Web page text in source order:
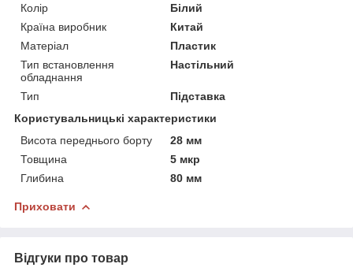
Колір
Білий
Країна виробник
Китай
Матеріал
Пластик
Тип встановлення
обладнання
Настільний
Тип
Підставка
Користувальницькі характеристики
Висота переднього борту
28 мм
Товщина
5 мкр
Глибина
80 мм
Приховати
Відгуки про товар